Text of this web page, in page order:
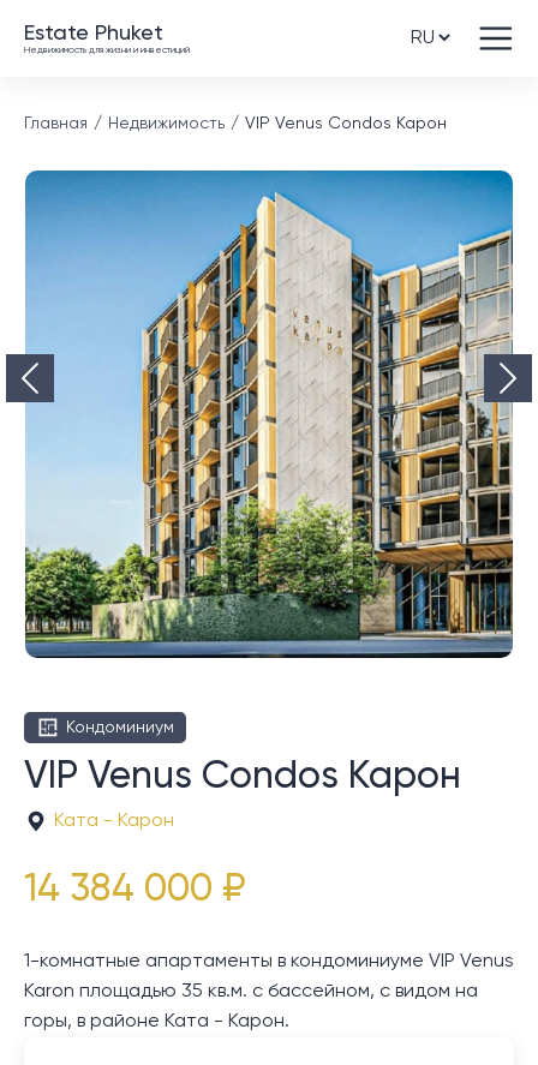
Estate Phuket
Недвижимость для жизни и инвестиций
Главная Недвижимость VIP Venus Condos Карон
Кондоминиум
VIP Venus Condos Карон
Ката - Карон
14 384 000 ₽
1-комнатные апартаменты в кондоминиуме VIP Venus
Karon площадью 35 кв.м. с бассейном, с видом на
горы, в районе Ката - Карон.